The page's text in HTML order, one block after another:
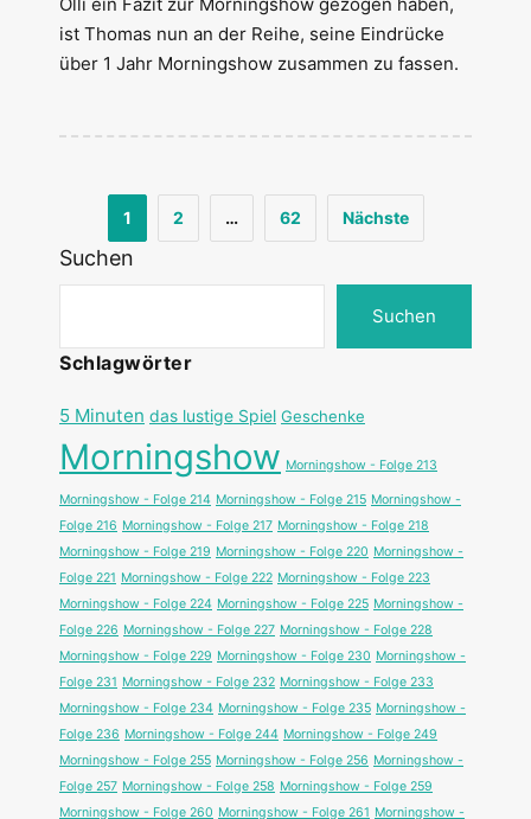
ist Thomas nun an der Reihe, seine Eindrücke
über 1 Jahr Morningshow zusammen zu fassen.
1 2 … 62 Nächste
Suchen
Suchen
Schlagwörter
5 Minuten das lustige Spiel Geschenke
Morningshow Morningshow - Folge 213
Morningshow - Folge 214 Morningshow - Folge 215 Morningshow -
Folge 216 Morningshow - Folge 217 Morningshow - Folge 218
Morningshow - Folge 219 Morningshow - Folge 220 Morningshow -
Folge 221 Morningshow - Folge 222 Morningshow - Folge 223
Morningshow - Folge 224 Morningshow - Folge 225 Morningshow -
Folge 226 Morningshow - Folge 227 Morningshow - Folge 228
Morningshow - Folge 229 Morningshow - Folge 230 Morningshow -
Folge 231 Morningshow - Folge 232 Morningshow - Folge 233
Morningshow - Folge 234 Morningshow - Folge 235 Morningshow -
Folge 236 Morningshow - Folge 244 Morningshow - Folge 249
Morningshow - Folge 255 Morningshow - Folge 256 Morningshow -
Folge 257 Morningshow - Folge 258 Morningshow - Folge 259
Morningshow - Folge 260 Morningshow - Folge 261 Morningshow -